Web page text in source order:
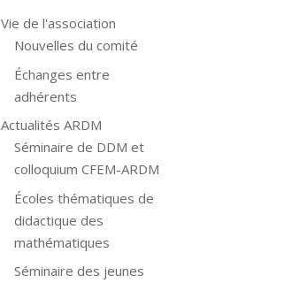
Vie de l'association
Nouvelles du comité
Échanges entre
adhérents
Actualités ARDM
Séminaire de DDM et
colloquium CFEM-ARDM
Écoles thématiques de
didactique des
mathématiques
Séminaire des jeunes